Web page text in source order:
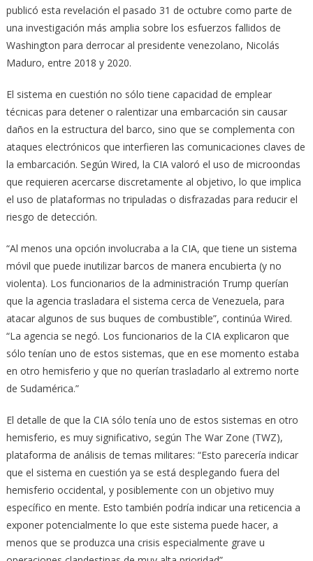
publicó esta revelación el pasado 31 de octubre como parte de
una investigación más amplia sobre los esfuerzos fallidos de
Washington para derrocar al presidente venezolano, Nicolás
Maduro, entre 2018 y 2020.
El sistema en cuestión no sólo tiene capacidad de emplear
técnicas para detener o ralentizar una embarcación sin causar
daños en la estructura del barco, sino que se complementa con
ataques electrónicos que interfieren las comunicaciones claves de
la embarcación. Según Wired, la CIA valoró el uso de microondas
que requieren acercarse discretamente al objetivo, lo que implica
el uso de plataformas no tripuladas o disfrazadas para reducir el
riesgo de detección.
“Al menos una opción involucraba a la CIA, que tiene un sistema
móvil que puede inutilizar barcos de manera encubierta (y no
violenta). Los funcionarios de la administración Trump querían
que la agencia trasladara el sistema cerca de Venezuela, para
atacar algunos de sus buques de combustible”, continúa Wired.
“La agencia se negó. Los funcionarios de la CIA explicaron que
sólo tenían uno de estos sistemas, que en ese momento estaba
en otro hemisferio y que no querían trasladarlo al extremo norte
de Sudamérica.”
El detalle de que la CIA sólo tenía uno de estos sistemas en otro
hemisferio, es muy significativo, según The War Zone (TWZ),
plataforma de análisis de temas militares: “Esto parecería indicar
que el sistema en cuestión ya se está desplegando fuera del
hemisferio occidental, y posiblemente con un objetivo muy
específico en mente. Esto también podría indicar una reticencia a
exponer potencialmente lo que este sistema puede hacer, a
menos que se produzca una crisis especialmente grave u